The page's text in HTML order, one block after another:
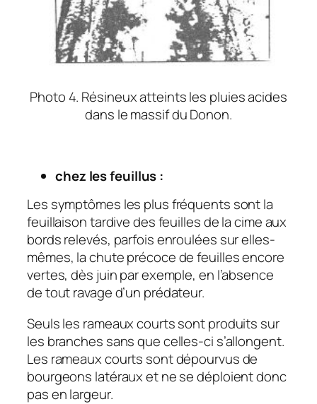
Photo 4. Résineux atteints les pluies acides
dans le massif du Donon.
chez les feuillus :
Les symptômes les plus fréquents sont la
feuillaison tardive des feuilles de la cime aux
bords relevés, parfois enroulées sur elles-
mêmes, la chute précoce de feuilles encore
vertes, dès juin par exemple, en l’absence
de tout ravage d’un prédateur.
Seuls les rameaux courts sont produits sur
les branches sans que celles-ci s’allongent.
Les rameaux courts sont dépourvus de
bourgeons latéraux et ne se déploient donc
pas en largeur.